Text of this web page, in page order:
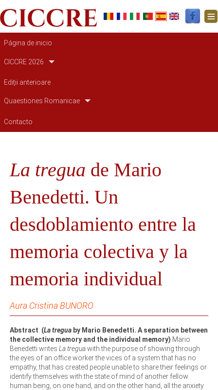
Navegación principal
Página de inicio
CICCRE 2026
Ediții anterioare
Quaestiones Romanicae
Contacto
La tregua de Mario
Benedetti. Un
desdoblamiento entre la
memoria colectiva y la
memoria individual
Aura Cristina BUNORO
Abstract: (La tregua by Mario Benedetti. A separation between
the collective memory and the individual memory) Mario
Benedetti writes La treguawith the purpose of showing through
the eyes of an office worker the vices of a system that has no
empathy, that has created people unable to share their feelings or
identify themselves with the state of mind of another fellow
human being, on one hand, and on the other hand, all the anxiety